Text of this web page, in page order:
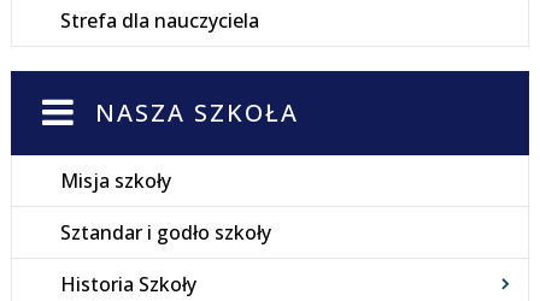
Strefa dla nauczyciela
NASZA SZKOŁA
Misja szkoły
Sztandar i godło szkoły
Historia Szkoły